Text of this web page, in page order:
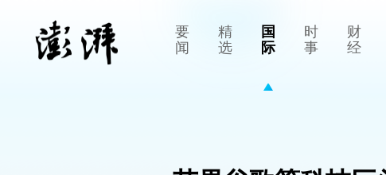
要
闻
精
选
国
际
时
事
财
经